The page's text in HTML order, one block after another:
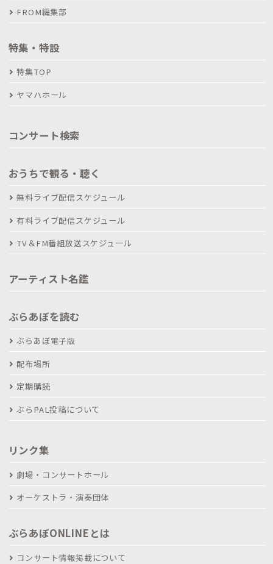
FROM編集部
特集・特設
特集TOP
ヤマハホール
コンサート検索
おうちで観る・聴く
無料ライブ配信スケジュール
有料ライブ配信スケジュール
TV＆FM番組放送スケジュール
アーティスト名鑑
ぶらあぼを読む
ぶらあぼ電子版
配布場所
定期購読
ぶらPAL投稿について
リンク集
劇場・コンサートホール
オーケストラ・演奏団体
ぶらあぼONLINEとは
コンサート情報掲載について